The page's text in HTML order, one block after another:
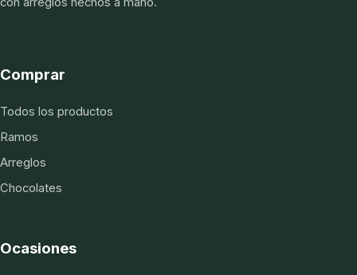
Comprar
Todos los productos
Ramos
Arreglos
Chocolates
Ocasiones